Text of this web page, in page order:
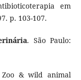
em
p. 103-107.
. São Paulo:
Zoo & wild animal